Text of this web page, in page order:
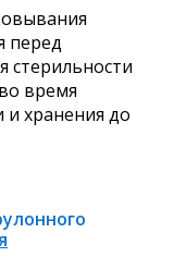
перед
стерильности
время
хранения до